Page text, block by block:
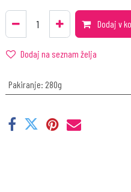
Dodaj v
Dodaj na seznam želja
Pakiranje: 280g